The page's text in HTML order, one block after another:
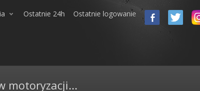
Ostatnie 24h Ostatnie logowanie
motoryzacji...